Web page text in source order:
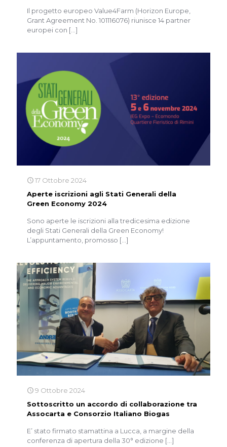
Il progetto europeo Value4Farm (Horizon Europe,
Grant Agreement No. 101116076) riunisce 14 partner
europei con […]
17 Ottobre 2024
Aperte iscrizioni agli Stati Generali della
Green Economy 2024
Sono aperte le iscrizioni alla tredicesima edizione
degli Stati Generali della Green Economy!
L’appuntamento, promosso […]
9 Ottobre 2024
Sottoscritto un accordo di collaborazione tra
Assocarta e Consorzio Italiano Biogas
E’ stato firmato stamattina a Lucca, a margine della
conferenza di apertura della 30° edizione […]